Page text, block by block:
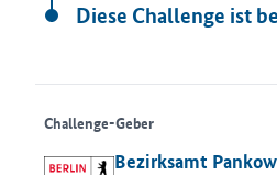
Diese Challenge ist
Challenge-Geber
Bezirksamt